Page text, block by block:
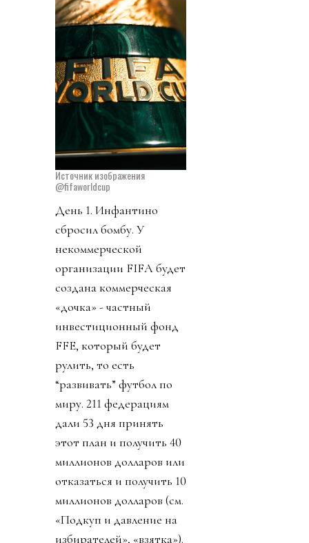
Источник изображения
@fifaworldcup
День 1. Инфантино
сбросил бомбу. У
некоммерческой
организации FIFA будет
создана коммерческая
«дочка» - частный
инвестиционный фонд
FFE, который будет
рулить, то есть
“развивать” футбол по
миру. 211 федерациям
дали 53 дня принять
этот план и получить 40
миллионов долларов или
отказаться и получить 10
миллионов долларов (см.
«Подкуп и давление на
избирателей», «взятка»).